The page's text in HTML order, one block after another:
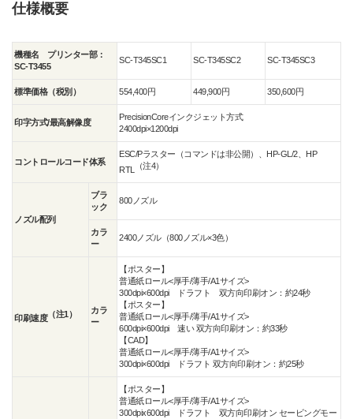
仕様概要
機種名 プリンター部：
SC-T3455
SC-T345SC1 SC-T345SC2 SC-T345SC3
標準価格（税別） 554,400円 449,900円 350,600円
印字方式/最高解像度
PrecisionCoreインクジェット方式
2400dpi×1200dpi
コントロールコード体系
ESC/Pラスター（コマンドは非公開）、HP-GL/2、HP
RTL
（注4）
ノズル配列
ブラ
ック
800ノズル
カラ
ー
2400ノズル（800ノズル×3色）
印刷速度（注1）
カラ
ー
【ポスター】
普通紙ロール<厚手/薄手/A1サイズ>
300dpi×600dpi ドラフト 双方向印刷オン：約24秒
【ポスター】
普通紙ロール<厚手/薄手/A1サイズ>
600dpi×600dpi 速い 双方向印刷オン：約33秒
【CAD】
普通紙ロール<厚手/薄手/A1サイズ>
300dpi×600dpi ドラフト 双方向印刷オン：約25秒
【ポスター】
普通紙ロール<厚手/薄手/A1サイズ>
300dpix600dpi ドラフト 双方向印刷オン セービングモー